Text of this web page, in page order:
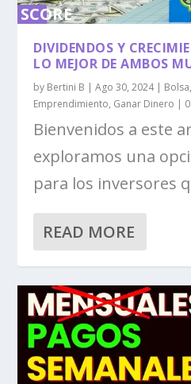
SCORE
DIVIDENDOS Y
LO MEJOR DE AMBOS
by Bertini B |Ago 30, 2024| Bolsa,
Emprendimiento, Ganar Dinero |
Bienvenidos a este
exploramos una
para los inversores
READ MORE